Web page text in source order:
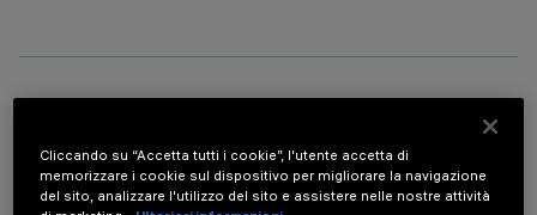
Cliccando su “Accetta tutti i cookie”, l'utente accetta di
memorizzare i cookie sul dispositivo per migliorare la navigazione
del sito, analizzare l'utilizzo del sito e assistere nelle nostre attività